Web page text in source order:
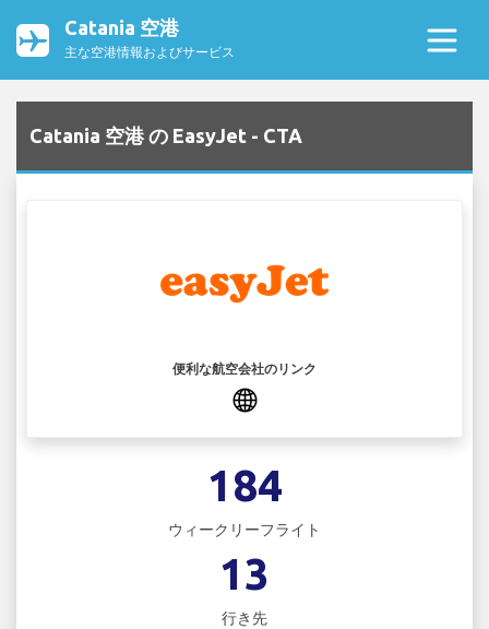
Catania 空港
主な空港情報およびサービス
Catania 空港 の EasyJet - CTA
便利な航空会社のリンク
184
ウィークリーフライト
13
行き先